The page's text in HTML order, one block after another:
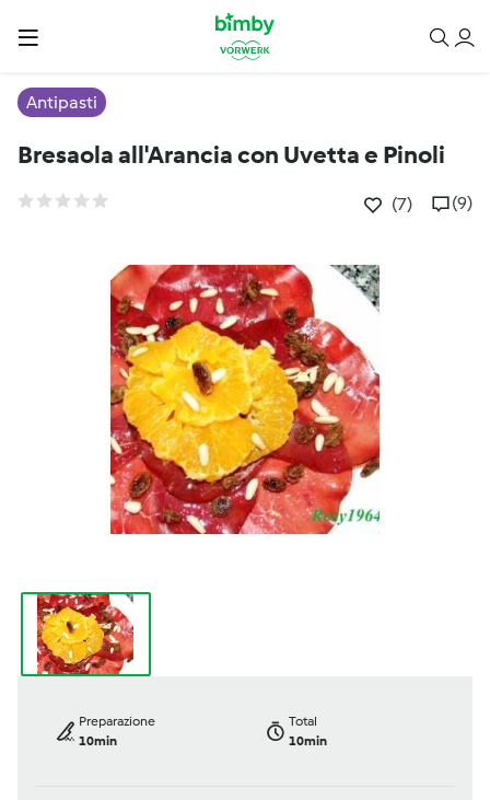
Antipasti
Bresaola all'Arancia con Uvetta e Pinoli
(7) (9)
Preparazione
10min
Total
10min